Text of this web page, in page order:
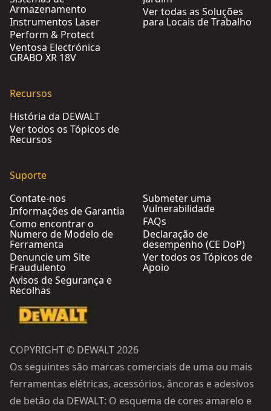
Armazenamento
Instrumentos Laser
Perform & Protect
Ventosa Electrónica
GRABO XR 18V
Ver todas as Soluções
para Locais de Trabalho
Recursos
História da DEWALT
Ver todos os Tópicos de
Recursos
Suporte
Contate-nos
Informações de Garantia
Como encontrar o
Numero de Modelo de
Ferramenta
Denuncie um Site
Fraudulento
Avisos de Segurança e
Recolhas
Submeter uma
Vulnerabilidade
FAQs
Declaração de
desempenho (CE DoP)
Ver todos os Tópicos de
Apoio
COPYRIGHT © DEWALT 2026
Os seguintes são marcas comerciais de uma ou mais
ferramentas elétricas, acessórios, âncoras e adesivos
de betão da DEWALT: O esquema de cores amarelo e